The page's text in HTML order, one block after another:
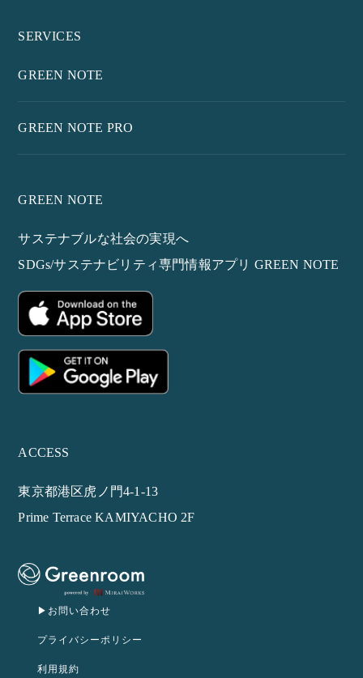
▶︎お問い合わせ
プライバシーポリシー
利用規約
SERVICES
GREEN NOTE
GREEN NOTE PRO
GREEN NOTE
サステナブルな社会の実現へ
SDGs/サステナビリティ専門情報アプリ GREEN NOTE
ACCESS
東京都港区虎ノ門4-1-13
Prime Terrace KAMIYACHO 2F